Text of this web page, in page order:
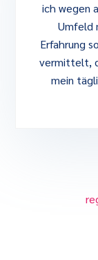
ich wegen
Umfeld
Erfahrung
vermittelt,
mein